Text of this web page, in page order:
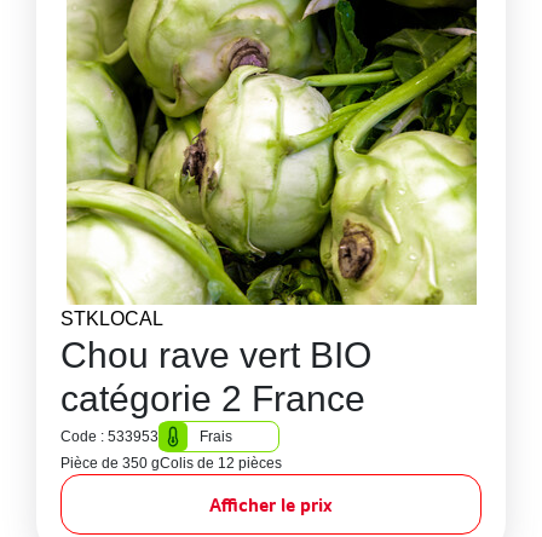
STKLOCAL
Chou rave vert BIO
catégorie 2 France
Code : 533953
Frais
Pièce de 350 gColis de 12 pièces
Afficher le prix